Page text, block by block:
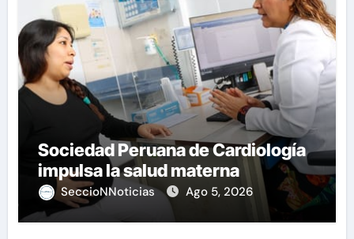
Sociedad Peruana de Cardiología
impulsa la salud materna
SeccioNNoticias Ago 5, 2026